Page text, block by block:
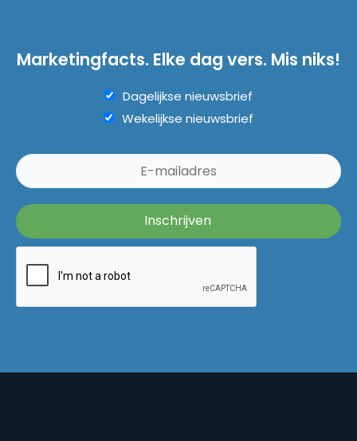
Marketingfacts. Elke dag vers. Mis niks!
Dagelijkse nieuwsbrief
Wekelijkse nieuwsbrief